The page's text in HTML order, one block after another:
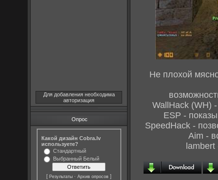
Для добавления необходима
авторизация
Опрос
Какой дизайн Cobra.lv
используете?
Стандартный
Выбранный Белый
[Результаты ·Архив опросов ]
Не плохой
WallHack (WH)
ESP -
SpeedHack -
Aim -